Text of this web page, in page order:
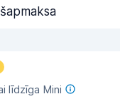
līdzīga Mini